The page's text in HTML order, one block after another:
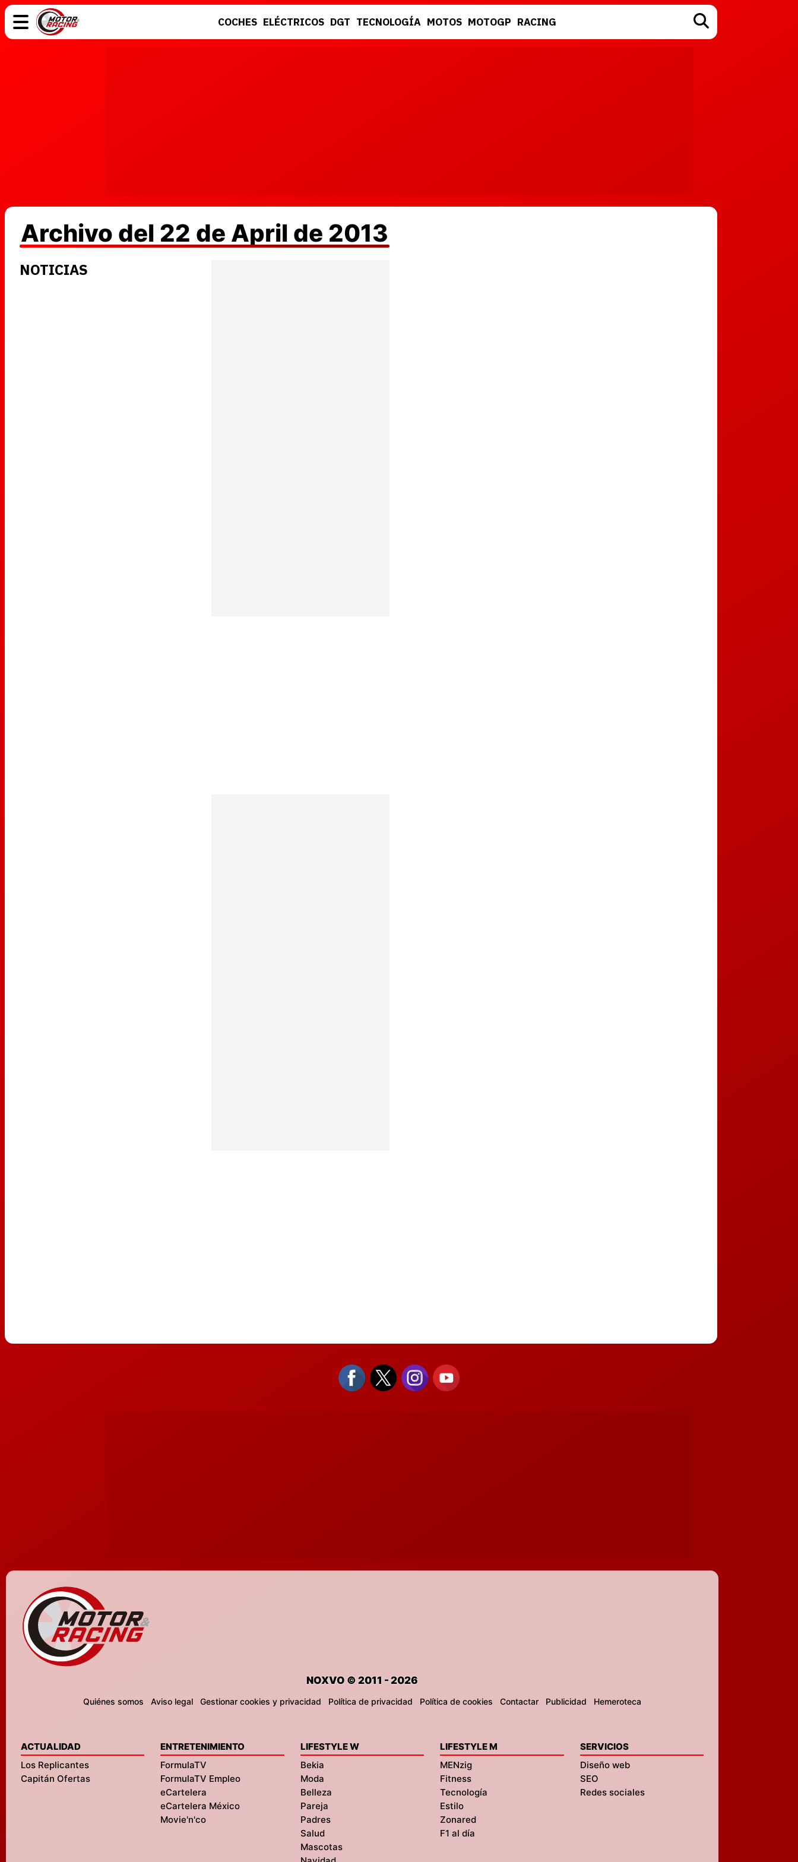
COCHES ELÉCTRICOS DGT TECNOLOGÍA MOTOS MOTOGP RACING
Archivo del 22 de April de 2013
NOTICIAS
NOXVO © 2011 - 2026
Quiénes somos Aviso legal Gestionar cookies y privacidad Política de privacidad Política de cookies Contactar Publicidad Hemeroteca
ACTUALIDAD
Los Replicantes
Capitán Ofertas
ENTRETENIMIENTO
FormulaTV
FormulaTV Empleo
eCartelera
eCartelera México
Movie'n'co
LIFESTYLE W
Bekia
Moda
Belleza
Pareja
Padres
Salud
Mascotas
LIFESTYLE M
MENzig
Fitness
Tecnología
Estilo
Zonared
F1 al día
SERVICIOS
Diseño web
SEO
Redes sociales